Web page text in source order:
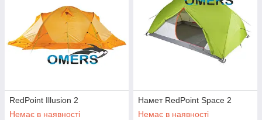
RedPoint Illusion 2
Немає в наявності
Намет RedPoint Space 2
Немає в наявності